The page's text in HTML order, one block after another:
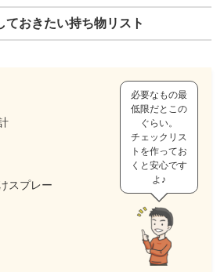
ておきたい持ち物リスト
スプレー
必要なもの最
低限だとこの
ぐらい。
チェックリス
トを作ってお
くと安心です
よ♪